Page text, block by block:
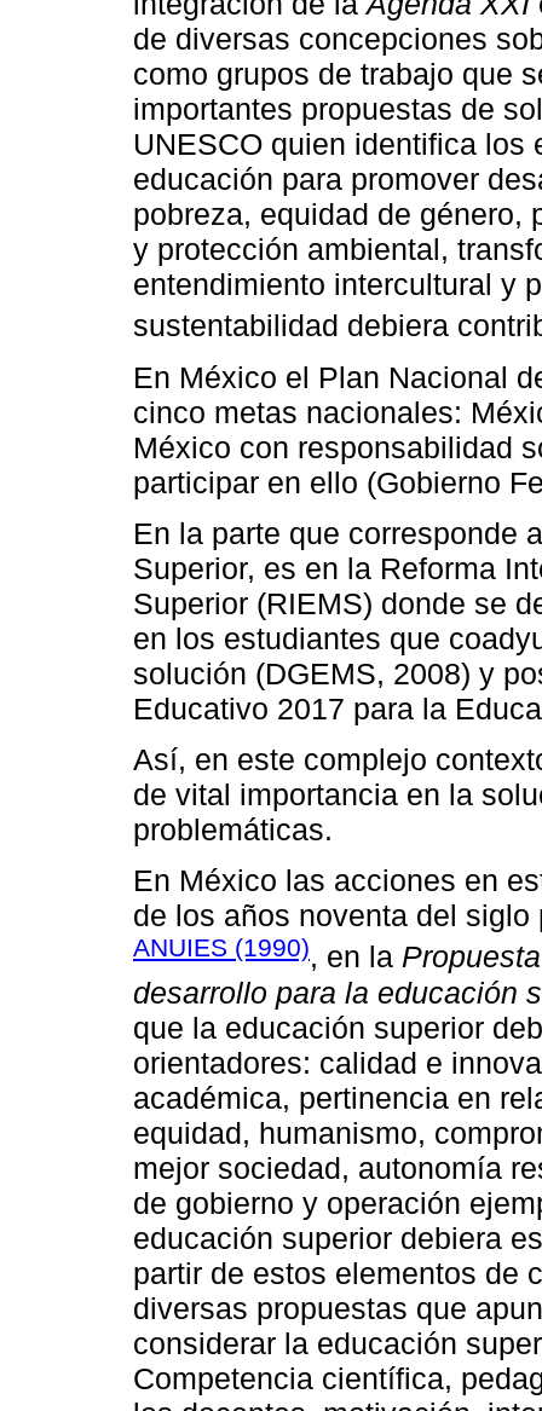
de diversas concepciones
como grupos de trabajo que
importantes propuestas de
UNESCO quien identifica los
educación para promover
pobreza, equidad de género,
y protección ambiental,
entendimiento intercultural y
sustentabilidad debiera
En México el Plan Nacional
cinco metas nacionales:
México con responsabilidad
participar en ello (Gobierno
En la parte que corresponde
Superior, es en la Reforma
Superior (RIEMS) donde se
en los estudiantes que
solución (DGEMS, 2008) y
Educativo 2017 para la
Así, en este complejo
de vital importancia en la
problemáticas.
En México las acciones en
de los años noventa del
ANUIES (1990), en la
desarrollo para la educación
que la educación superior
orientadores: calidad e
académica, pertinencia en
equidad, humanismo,
mejor sociedad, autonomía
de gobierno y operación
educación superior debiera
partir de estos elementos de
diversas propuestas que
considerar la educación
Competencia científica,